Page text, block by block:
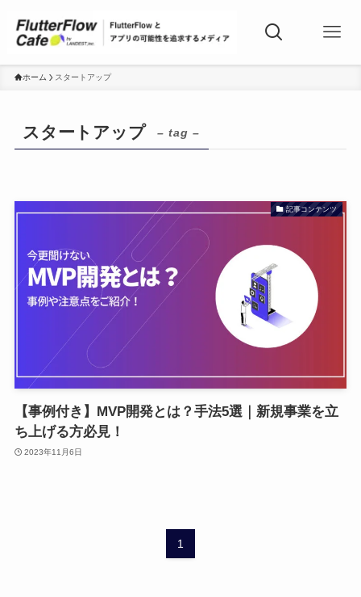
ホーム スタートアップ
スタートアップ – tag –
記事コンテンツ
【事例付き】MVP開発とは？手法5選｜新規事業を立
ち上げる方必見！
2023年11月6日
1